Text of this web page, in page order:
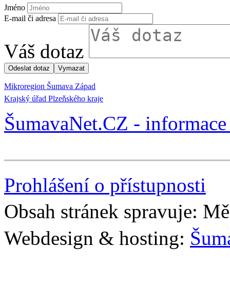
Jméno
E-mail či adresa
Váš dotaz
Mikroregion Šumava Západ
Krajský úřad Plzeňského kraje
ŠumavaNet.CZ -
Prohlášení o přístupnosti
Obsah stránek spravuje:
Webdesign & hosting: